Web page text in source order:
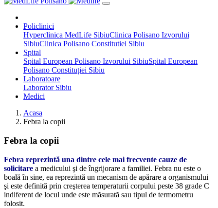
Policlinici
Hyperclinica MedLife SibiuClinica Polisano Izvorului
SibiuClinica Polisano Constitutiei Sibiu
Spital
Spital European Polisano Izvorului SibiuSpital European
Polisano Constituției Sibiu
Laboratoare
Laborator Sibiu
Medici
Acasa
Febra la copii
Febra la copii
Febra reprezintă una dintre cele mai frecvente cauze de
solicitare a medicului şi de îngrijorare a familiei. Febra nu este o
boală în sine, ea reprezintă un mecanism de apărare a organismului
şi este definită prin creşterea temperaturii corpului peste 38 grade C
indiferent de locul unde este măsurată sau tipul de termometru
folosit.